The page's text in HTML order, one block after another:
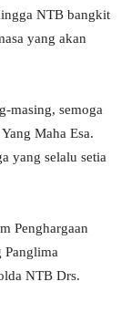
NTB bangkit
yang akan
masing, semoga
Maha Esa.
yang selalu setia
Penghargaan
Panglima
NTB Drs.